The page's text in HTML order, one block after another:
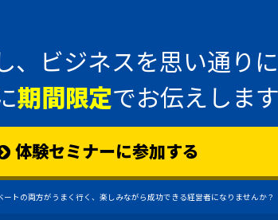
、ビジネスを思い通り
期間限定でお伝えしま
体験セミナーに参加する
トの両方がうまく行く、楽しみながら成功できる経営者になりませんか？